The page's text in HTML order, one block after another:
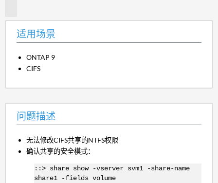
适用场景
ONTAP 9
CIFS
问题描述
无法修改CIFS共享的NTFS权限
确认共享的安全模式：
::> share show -vserver svm1 -share-name
share1 -fields volume